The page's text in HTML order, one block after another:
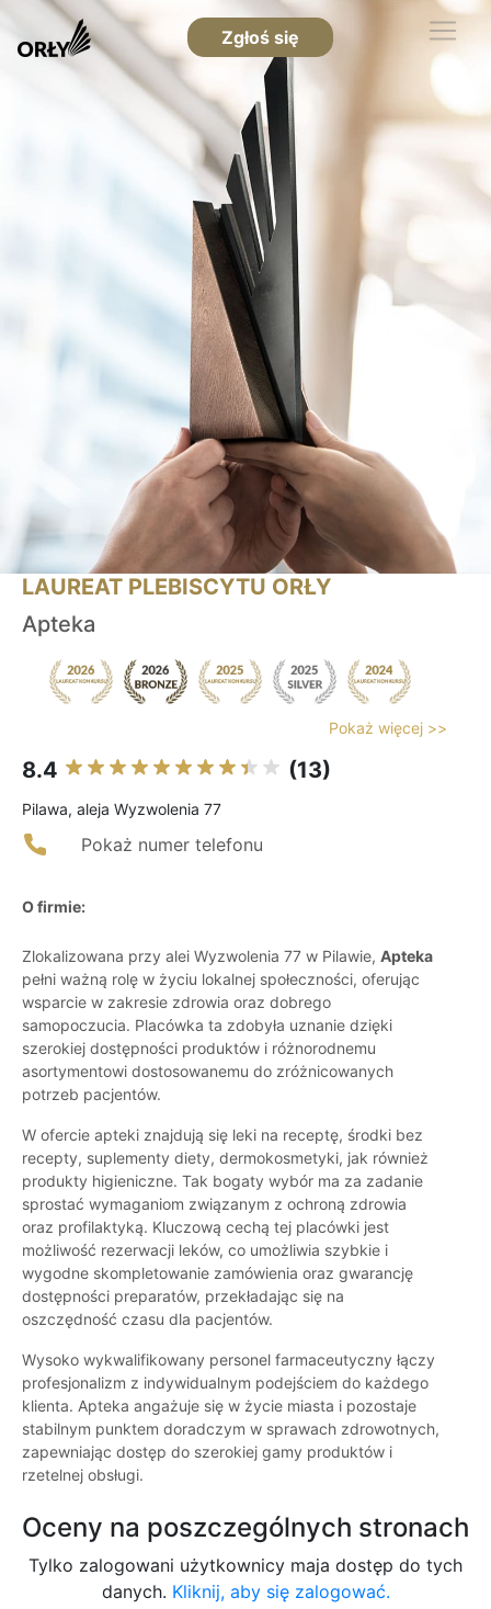
Zgłoś się
LAUREAT PLEBISCYTU ORŁY
Apteka
Pokaż więcej >>
8.4 (13)
Pilawa, aleja Wyzwolenia 77
Pokaż numer telefonu
O firmie:
Zlokalizowana przy alei Wyzwolenia 77 w Pilawie, Apteka
pełni ważną rolę w życiu lokalnej społeczności, oferując
wsparcie w zakresie zdrowia oraz dobrego
samopoczucia. Placówka ta zdobyła uznanie dzięki
szerokiej dostępności produktów i różnorodnemu
asortymentowi dostosowanemu do zróżnicowanych
potrzeb pacjentów.
W ofercie apteki znajdują się leki na receptę, środki bez
recepty, suplementy diety, dermokosmetyki, jak również
produkty higieniczne. Tak bogaty wybór ma za zadanie
sprostać wymaganiom związanym z ochroną zdrowia
oraz profilaktyką. Kluczową cechą tej placówki jest
możliwość rezerwacji leków, co umożliwia szybkie i
wygodne skompletowanie zamówienia oraz gwarancję
dostępności preparatów, przekładając się na
oszczędność czasu dla pacjentów.
Wysoko wykwalifikowany personel farmaceutyczny łączy
profesjonalizm z indywidualnym podejściem do każdego
klienta. Apteka angażuje się w życie miasta i pozostaje
stabilnym punktem doradczym w sprawach zdrowotnych,
zapewniając dostęp do szerokiej gamy produktów i
rzetelnej obsługi.
Oceny na poszczególnych stronach
Tylko zalogowani użytkownicy maja dostęp do tych
danych. Kliknij, aby się zalogować.